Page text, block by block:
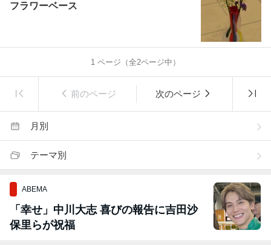
フラワーベース
1 ページ（全2ページ中）
前のページ 次のページ
月別
テーマ別
ABEMA
「幸せ」中川大志 喜びの報告に吉田沙
保里らが祝福